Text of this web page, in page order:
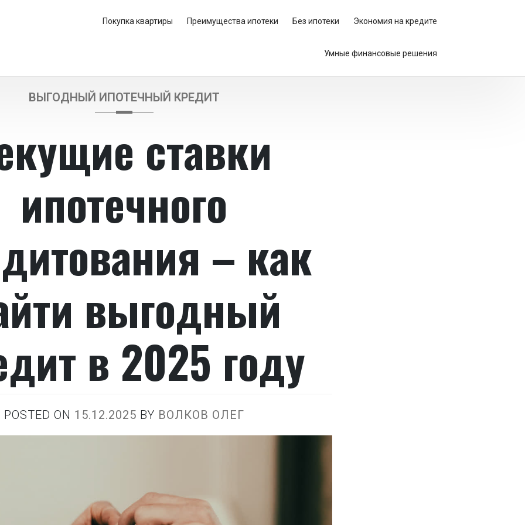
Покупка квартиры Преимущества ипотеки Без ипотеки Экономия на кредите
Умные финансовые решения
ВЫГОДНЫЙ ИПОТЕЧНЫЙ КРЕДИТ
ставки
ипотечного
– как
выгодный
в 2025 году
POSTED ON 15.12.2025 BY ВОЛКОВ ОЛЕГ